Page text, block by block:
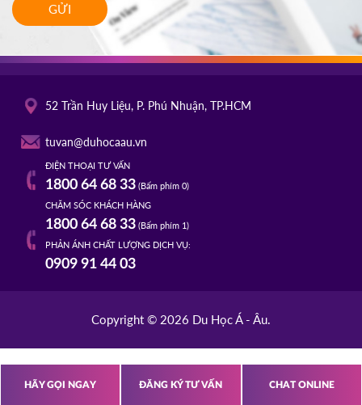
GỬI
52 Trần Huy Liệu, P. Phú Nhuận, TP.HCM
tuvan@duhocaau.vn
ĐIỆN THOẠI TƯ VẤN
1800 64 68 33(Bấm phím 0)
CHĂM SÓC KHÁCH HÀNG
1800 64 68 33(Bấm phím 1)
PHẢN ÁNH CHẤT LƯỢNG DỊCH VỤ:
0909 91 44 03
Copyright © 2026 Du Học Á - Âu.
HÃY GỌI NGAY ĐĂNG KÝ TƯ VẤN CHAT ONLINE